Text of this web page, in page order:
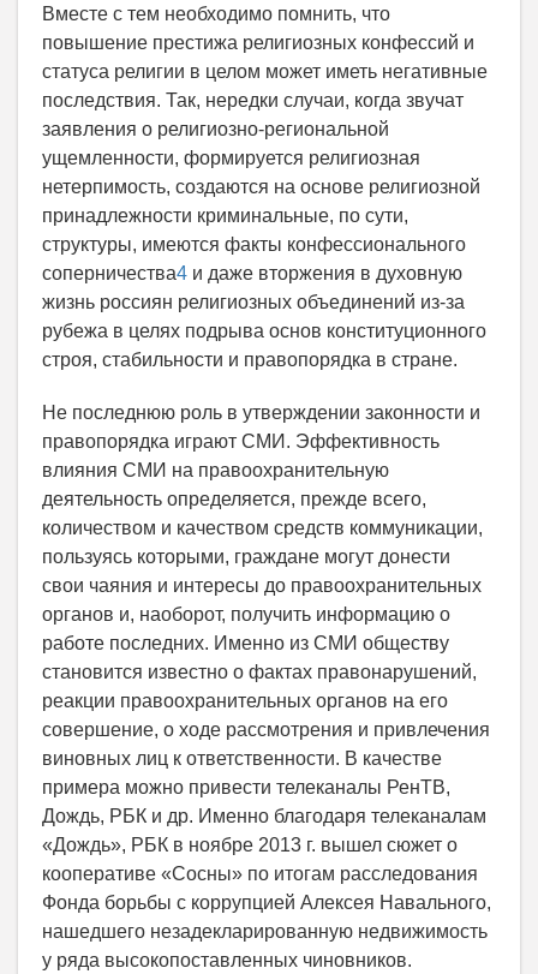
Вместе с тем необходимо помнить, что
повышение престижа религиозных конфессий и
статуса религии в целом может иметь негативные
последствия. Так, нередки случаи, когда звучат
заявления о религиозно-региональной
ущемленности, формируется религиозная
нетерпимость, создаются на основе религиозной
принадлежности криминальные, по сути,
структуры, имеются факты конфессионального
соперничества4 и даже вторжения в духовную
жизнь россиян религиозных объединений из-за
рубежа в целях подрыва основ конституционного
строя, стабильности и правопорядка в стране.
Не последнюю роль в утверждении законности и
правопорядка играют СМИ. Эффективность
влияния СМИ на правоохранительную
деятельность определяется, прежде всего,
количеством и качеством средств коммуникации,
пользуясь которыми, граждане могут донести
свои чаяния и интересы до правоохранительных
органов и, наоборот, получить информацию о
работе последних. Именно из СМИ обществу
становится известно о фактах правонарушений,
реакции правоохранительных органов на его
совершение, о ходе рассмотрения и привлечения
виновных лиц к ответственности. В качестве
примера можно привести телеканалы РенТВ,
Дождь, РБК и др. Именно благодаря телеканалам
«Дождь», РБК в ноябре 2013 г. вышел сюжет о
кооперативе «Сосны» по итогам расследования
Фонда борьбы с коррупцией Алексея Навального,
нашедшего незадекларированную недвижимость
у ряда высокопоставленных чиновников.